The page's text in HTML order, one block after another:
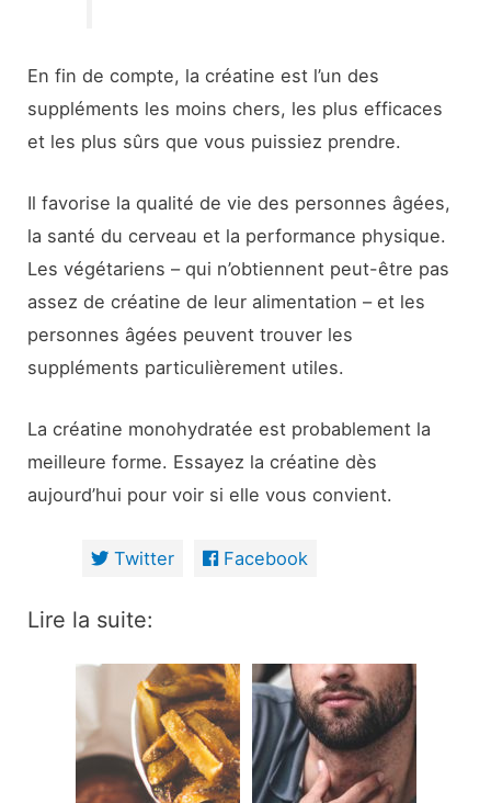
En fin de compte, la créatine est l’un des
suppléments les moins chers, les plus efficaces
et les plus sûrs que vous puissiez prendre.
Il favorise la qualité de vie des personnes âgées,
la santé du cerveau et la performance physique.
Les végétariens – qui n’obtiennent peut-être pas
assez de créatine de leur alimentation – et les
personnes âgées peuvent trouver les
suppléments particulièrement utiles.
La créatine monohydratée est probablement la
meilleure forme. Essayez la créatine dès
aujourd’hui pour voir si elle vous convient.
Twitter Facebook
Lire la suite: